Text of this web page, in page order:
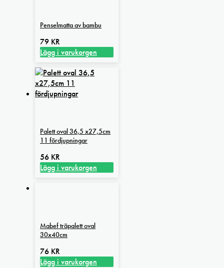
Penselmatta av bambu
79 KR
Lägg i varukorgen
Palett oval 36,5 x27,5cm
11 fördjupningar
56 KR
Lägg i varukorgen
Mabef träpalett oval
30x40cm
76 KR
Lägg i varukorgen